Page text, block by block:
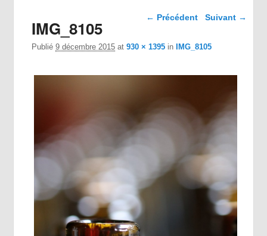
Navigation dans les
← Précédent Suivant →
IMG_8105
Publié9 décembre 2015 at930 × 1395 in IMG_8105